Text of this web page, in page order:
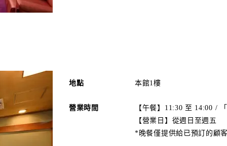
地點 本館1樓
營業時間
【午餐】11:30 至 14:00 /
【營業日】從週日至週五
*晚餐僅提供給已預訂的顧